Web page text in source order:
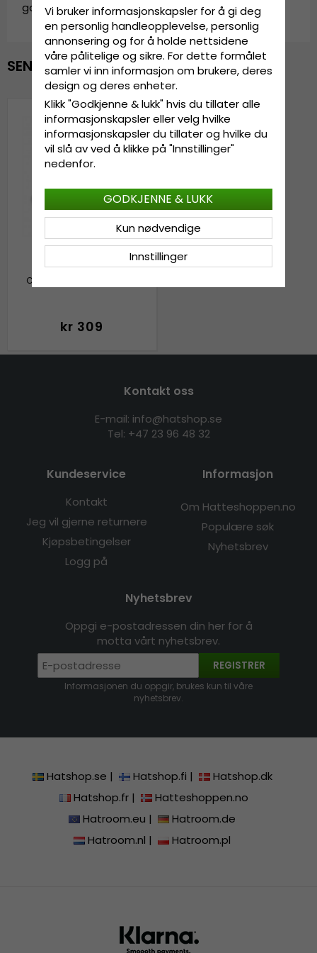
garda.cap.visor.black
SENEST VISTE
Caps - Gårda Visor (sort)
kr 309
Kontakt oss
E-mail: info@hatshop.se
Tel: +47 23 96 48 32
Kundeservice
Kontakt
Jeg vil gjerne returnere
Kjøpsbetingelser
Logg på
Informasjon
Om Hatteshoppen.no
Populære søk
Nyhetsbrev
Nyhetsbrev
Oppgi e-postadressen din her for å
motta vårt nyhetsbrev.
REGISTRER
Informasjonen du oppgir, brukes kun til våre
nyhetsbrev.
Hatshop.se | Hatshop.fi |
Hatshop.dk
Hatshop.fr|
Hatteshoppen.no
Hatroom.eu |
Hatroom.de
Hatroom.nl | Hatroom.pl
Vi bruker informasjonskapsler for å gi deg
en personlig handleopplevelse, personlig
annonsering og for å holde nettsidene
våre pålitelige og sikre. For dette formålet
samler vi inn informasjon om brukere, deres
design og deres enheter.
Klikk "Godkjenne & lukk" hvis du tillater alle
informasjonskapsler eller velg hvilke
informasjonskapsler du tillater og hvilke du
vil slå av ved å klikke på "Innstillinger"
nedenfor.
Innstillinger
Kun nødvendige
GODKJENNE & LUKK